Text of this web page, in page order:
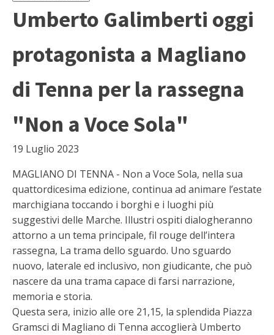
Umberto Galimberti oggi
protagonista a Magliano
di Tenna per la rassegna
"Non a Voce Sola"
19 Luglio 2023
MAGLIANO DI TENNA - Non a Voce Sola, nella sua
quattordicesima edizione, continua ad animare l’estate
marchigiana toccando i borghi e i luoghi più
suggestivi delle Marche. Illustri ospiti dialogheranno
attorno a un tema principale, fil rouge dell’intera
rassegna, La trama dello sguardo. Uno sguardo
nuovo, laterale ed inclusivo, non giudicante, che può
nascere da una trama capace di farsi narrazione,
memoria e storia.
Questa sera, inizio alle ore 21,15, la splendida Piazza
Gramsci di Magliano di Tenna accoglierà Umberto